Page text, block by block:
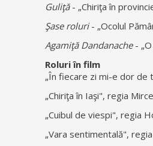
Guliţă- „Chiriţa în
Şase roluri- „Ocolul
Agamiţă Dandanache- „O
Roluri în film
„În fiecare zi mi-e dor de
„Chiriţa în Iaşi", regia
„Cuibul de viespi", regia
„Vara sentimentală",